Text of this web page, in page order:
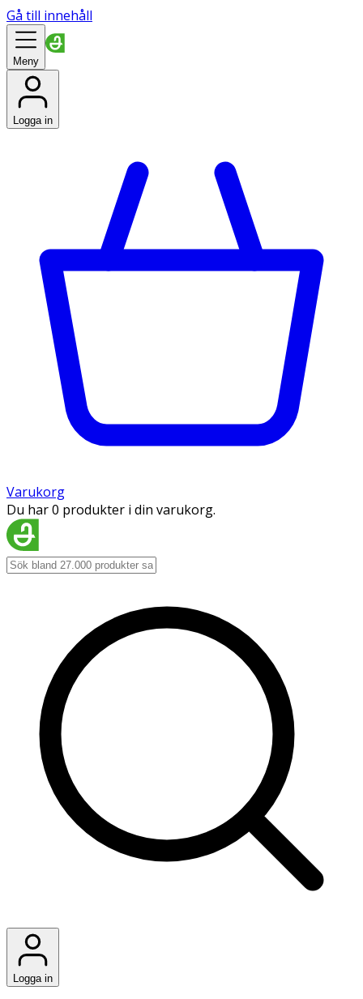
Gå till innehåll
Meny
Logga in
Varukorg
Du har 0 produkter i din varukorg.
Logga in